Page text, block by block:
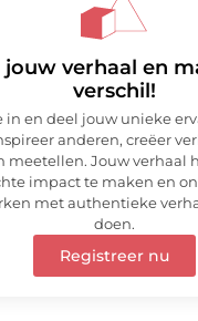
jouw verhaal en
verschil!
in en deel jouw unieke
anderen, creëer
meetellen. Jouw verhaal
impact te maken en
met authentieke
doen.
Registreer nu